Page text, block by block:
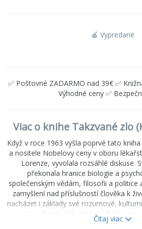
🍎 Vypredané
✅ Poštovné ZADARMO nad 39€ ✅
Výhodné ceny ✅
Viac o knihe Takzvané zlo
Když v roce 1963 vyšla poprvé tato
a nositele Nobelovy ceny v oboru
Lorenze, vyvolala rozsáhlé diskuse.
překonala hranice biologie a
společenským vědám, filosofii a politice
zamyšlení nad příslušností člověka k
nacházet i základy své rozumové,
Ve svém pojetí agrese vyšel Lorenz
vnitrodruhová agrese je dosti
Čítaj viac